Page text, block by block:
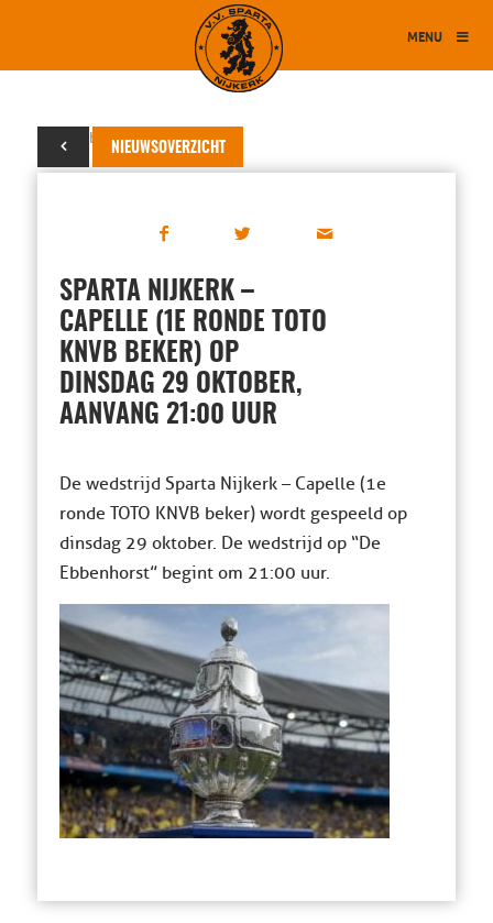
MENU
NIEUWSOVERZICHT
04 oktober 2024
SPARTA NIJKERK –
CAPELLE (1E RONDE TOTO
KNVB BEKER) OP
DINSDAG 29 OKTOBER,
AANVANG 21:00 UUR
De wedstrijd Sparta Nijkerk – Capelle (1e
ronde TOTO KNVB beker) wordt gespeeld op
dinsdag 29 oktober. De wedstrijd op “De
Ebbenhorst” begint om 21:00 uur.